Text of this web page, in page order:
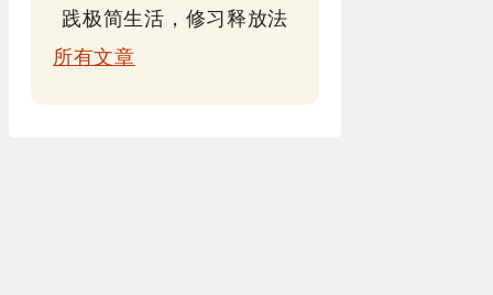
践极简生活，修习释放法
所有文章